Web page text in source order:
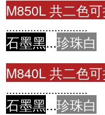
M850L 共二色
...........................
石墨黑...珍珠白
M840L 共二色
...........................
石墨黑...珍珠白